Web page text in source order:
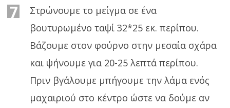
7
Στρώνουμε το μείγμα σε ένα
βουτυρωμένο ταψί 32*25 εκ. περίπου.
Βάζουμε στον φούρνο στην μεσαία σχάρα
και ψήνουμε για 20-25 λεπτά περίπου.
Πριν βγάλουμε μπήγουμε την λάμα ενός
μαχαιριού στο κέντρο ώστε να δούμε αν